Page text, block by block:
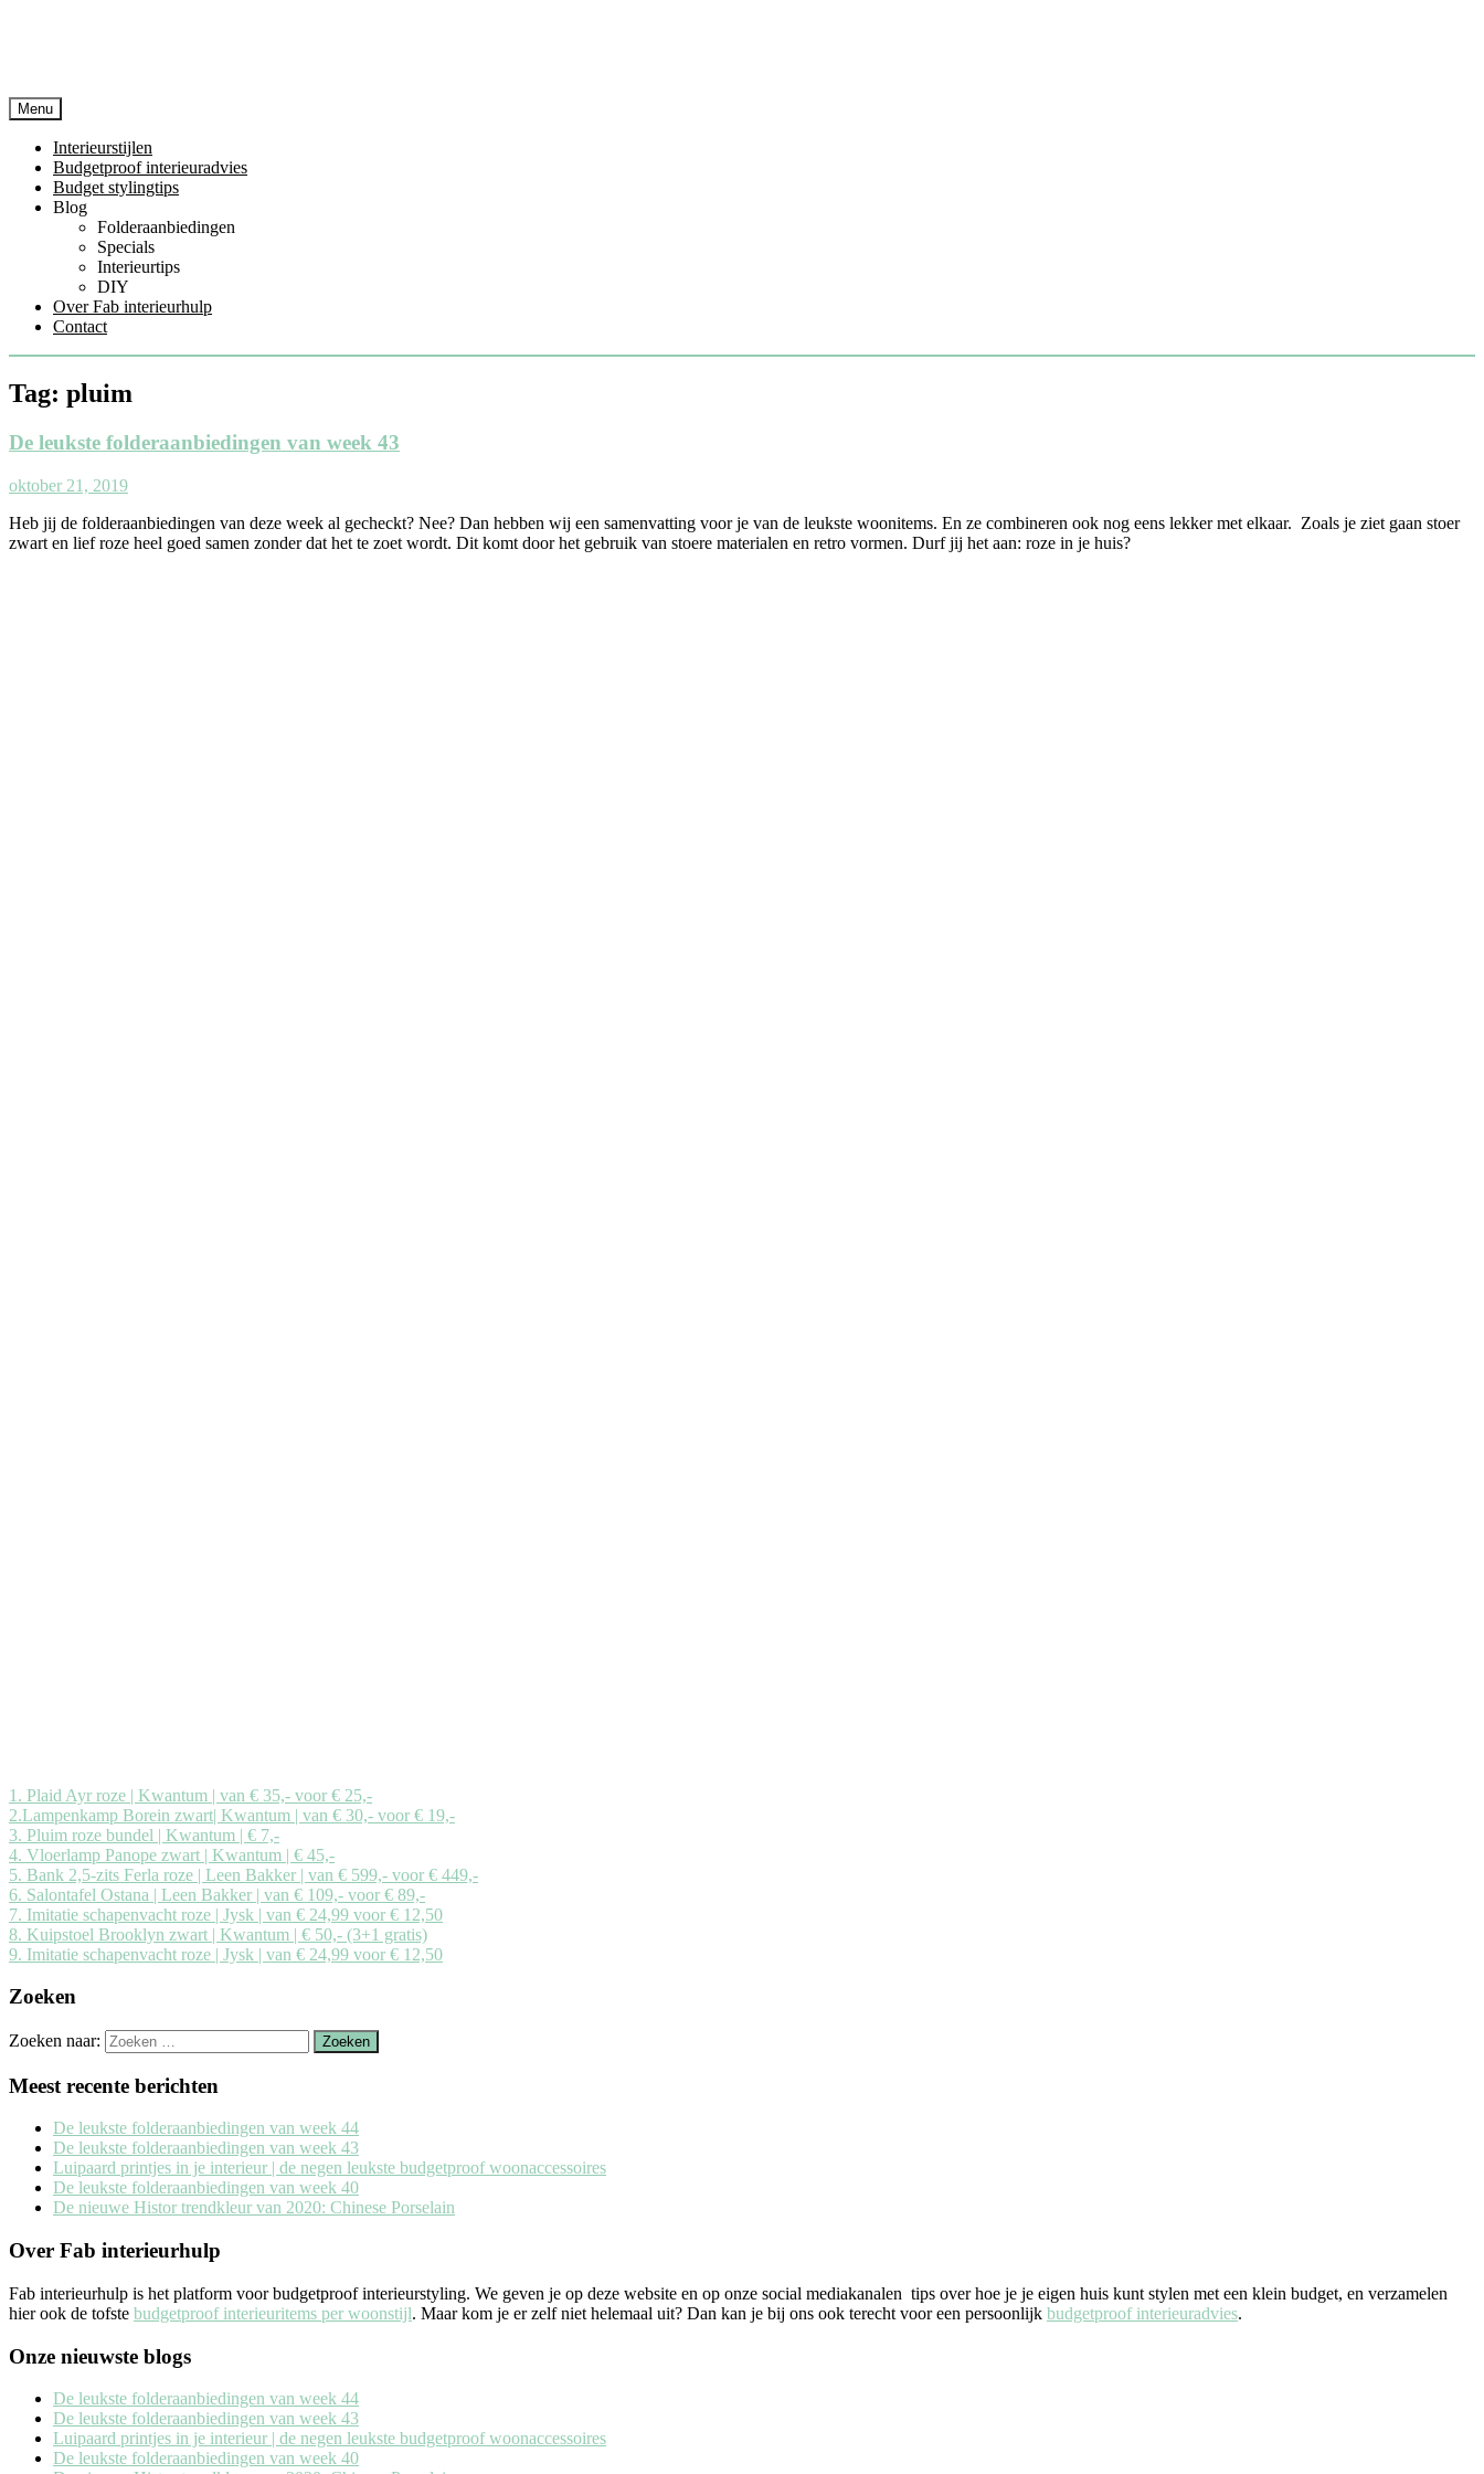
Menu
Interieurstijlen
Budgetproof interieuradvies
Budget stylingtips
Blog
Folderaanbiedingen
Specials
Interieurtips
DIY
Over Fab interieurhulp
Contact
Tag: pluim
De leukste folderaanbiedingen van week 43
oktober 21, 2019
Heb jij de folderaanbiedingen van deze week al gecheckt? Nee? Dan hebben wij een samenvatting voor je van de leukste woonitems. En ze combineren ook nog eens lekker met elkaar. Zoals je ziet gaan stoer
zwart en lief roze heel goed samen zonder dat het te zoet wordt. Dit komt door het gebruik van stoere materialen en retro vormen. Durf jij het aan: roze in je huis?
1. Plaid Ayr roze | Kwantum | van € 35,- voor € 25,-
2.Lampenkamp Borein zwart| Kwantum | van € 30,- voor € 19,-
3. Pluim roze bundel | Kwantum | € 7,-
4. Vloerlamp Panope zwart | Kwantum | € 45,-
5. Bank 2,5-zits Ferla roze | Leen Bakker | van € 599,- voor € 449,-
6. Salontafel Ostana | Leen Bakker | van € 109,- voor € 89,-
7. Imitatie schapenvacht roze | Jysk | van € 24,99 voor € 12,50
8. Kuipstoel Brooklyn zwart | Kwantum | € 50,- (3+1 gratis)
9. Imitatie schapenvacht roze | Jysk | van € 24,99 voor € 12,50
Zoeken
Zoeken naar:
Meest recente berichten
De leukste folderaanbiedingen van week 44
De leukste folderaanbiedingen van week 43
Luipaard printjes in je interieur | de negen leukste budgetproof woonaccessoires
De leukste folderaanbiedingen van week 40
De nieuwe Histor trendkleur van 2020: Chinese Porselain
Over Fab interieurhulp
Fab interieurhulp is het platform voor budgetproof interieurstyling. We geven je op deze website en op onze social mediakanalen tips over hoe je je eigen huis kunt stylen met een klein budget, en verzamelen
hier ook de tofste budgetproof interieuritems per woonstijl. Maar kom je er zelf niet helemaal uit? Dan kan je bij ons ook terecht voor een persoonlijk budgetproof interieuradvies.
Onze nieuwste blogs
De leukste folderaanbiedingen van week 44
De leukste folderaanbiedingen van week 43
Luipaard printjes in je interieur | de negen leukste budgetproof woonaccessoires
De leukste folderaanbiedingen van week 40